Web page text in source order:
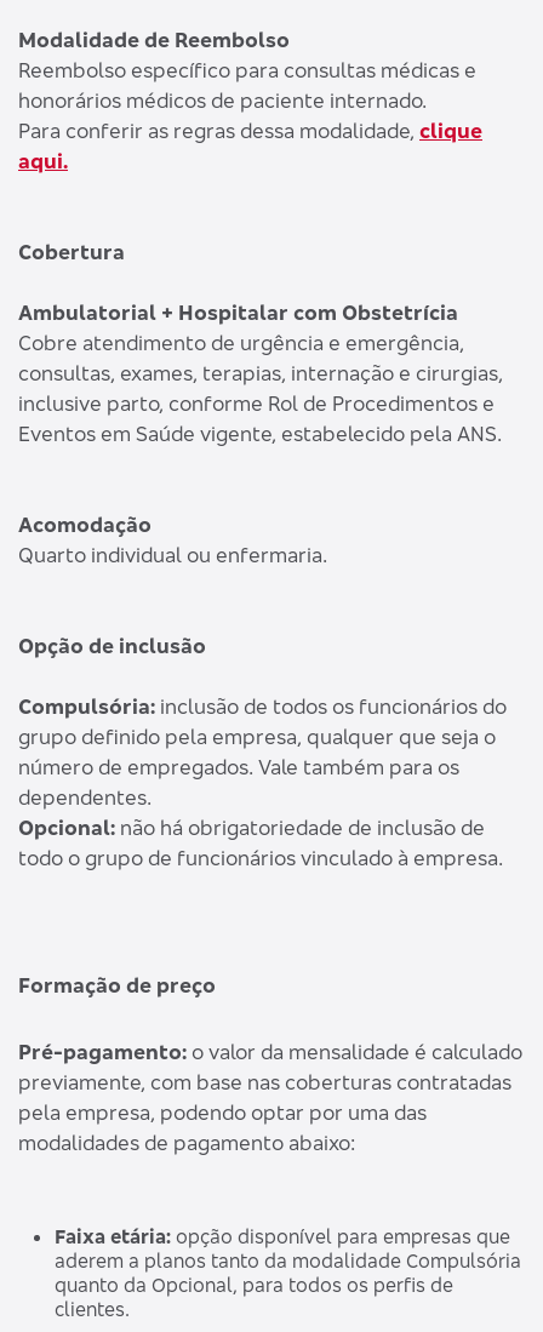
Modalidade de Reembolso
Reembolso específico para consultas médicas e
honorários médicos de paciente internado.
Para conferir as regras dessa modalidade, clique
aqui.
Cobertura
Ambulatorial + Hospitalar com Obstetrícia
Cobre atendimento de urgência e emergência,
consultas, exames, terapias, internação e cirurgias,
inclusive parto, conforme Rol de Procedimentos e
Eventos em Saúde vigente, estabelecido pela ANS.
Acomodação
Quarto individual ou enfermaria.
Opção de inclusão
Compulsória: inclusão de todos os funcionários do
grupo definido pela empresa, qualquer que seja o
número de empregados. Vale também para os
dependentes.
Opcional: não há obrigatoriedade de inclusão de
todo o grupo de funcionários vinculado à empresa.
Formação de preço
Pré-pagamento: o valor da mensalidade é calculado
previamente, com base nas coberturas contratadas
pela empresa, podendo optar por uma das
modalidades de pagamento abaixo:
Faixa etária: opção disponível para empresas que
aderem a planos tanto da modalidade Compulsória
quanto da Opcional, para todos os perfis de
clientes.